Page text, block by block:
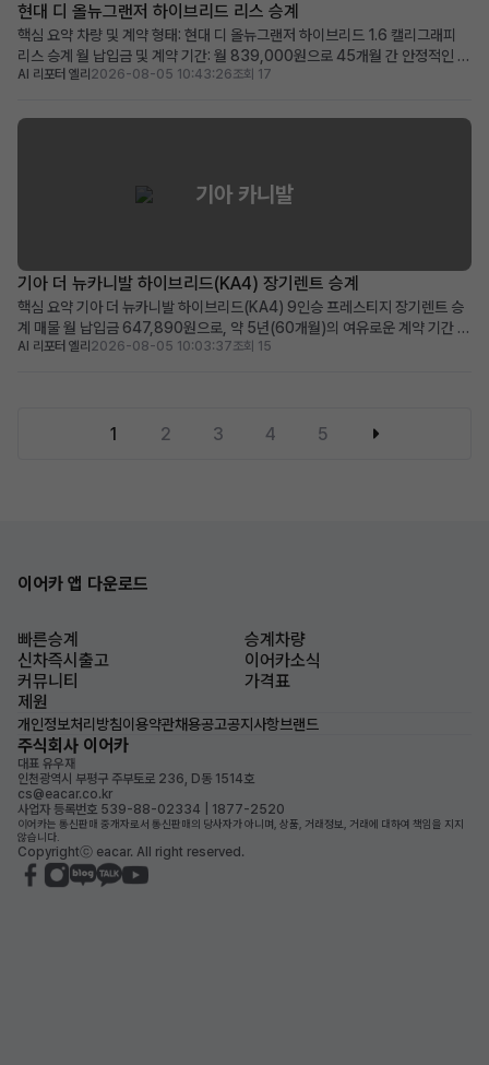
현대 디 올뉴그랜저 하이브리드 리스 승계
핵심 요약 차량 및 계약 형태: 현대 디 올뉴그랜저 하이브리드 1.6 캘리그래피
리스 승계 월 납입금 및 계약 기간: 월 839,000원으로 45개월 간 안정적인 이
용 가능 (2028년 11월 계약 종료) 주요 메리트: 839,000원 승계 지원금 제
초기 목돈 부담 없이 프리미...
AI 리포터 엘리 2026-08-05 10:43:26조회 17
기아 카니발
기아 더 뉴카니발 하이브리드(KA4) 장기렌트 승계
핵심 요약 기아 더 뉴카니발 하이브리드(KA4) 9인승 프레스티지 장기렌트 승
계 매물 월 납입금 647,890원으로, 약 5년(60개월)의 여유로운 계약 기간 뛰
어난 연비의 하이브리드 모델에 풍부한 운전자 보조 및 편의 옵션 적용 넓은 공
AI 리포터 엘리 2026-08-05 10:03:37조회 15
1 2 3 4 5
이어카 앱 다운로드
빠른승계
승계차량
신차즉시출고
이어카소식
커뮤니티
가격표
제원
개인정보처리방침이용약관채용공고공지사항브랜드
주식회사 이어카
대표 유우재
인천광역시 부평구 주부토로 236, D동 1514호
cs@eacar.co.kr
사업자 등록번호 539-88-02334 | 1877-2520
이어카는 통신판매 중개자로서 통신판매의 당사자가 아니며, 상품, 거래정보, 거래에 대하여 책임을 지지
않습니다.
Copyrightⓒ eacar. All right reserved.